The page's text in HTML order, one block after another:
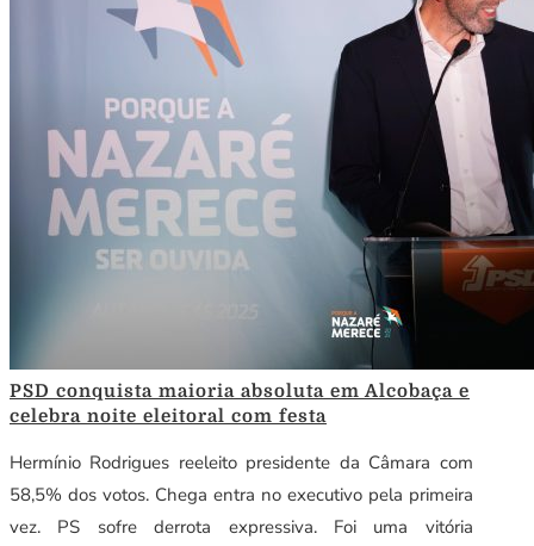
PSD conquista maioria absoluta em Alcobaça e
celebra noite eleitoral com festa
Hermínio Rodrigues reeleito presidente da Câmara com
58,5% dos votos. Chega entra no executivo pela primeira
vez. PS sofre derrota expressiva. Foi uma vitória